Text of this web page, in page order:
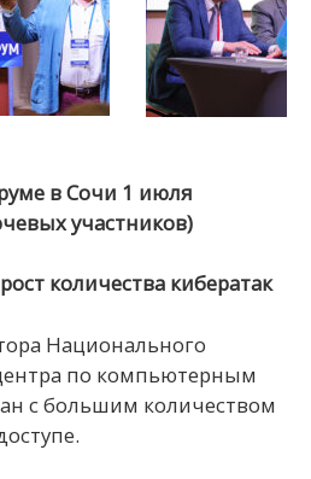
в Сочи 1 июля
участников)
количества кибератак
Национального
по компьютерным
с большим количеством